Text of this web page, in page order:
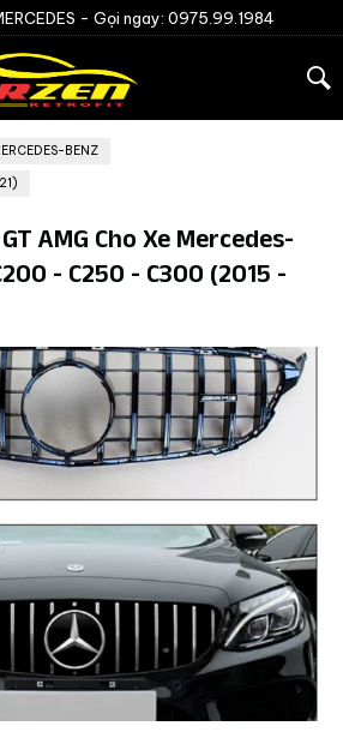
- Gọi ngay: 0975.99.1984
BENZ
AMG Cho Xe Mercedes-
- C250 - C300 (2015 -